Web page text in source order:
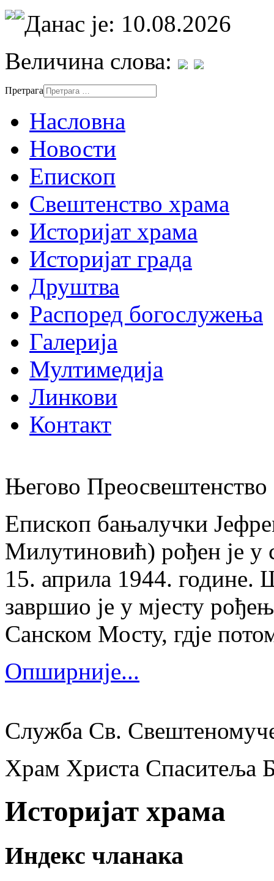
Данас је: 10.08.2026
Величина слова:
Претрага
Насловна
Новости
Епископ
Свештенство храма
Историјат храма
Историјат града
Друштва
Распоред богослужења
Галерија
Мултимедија
Линкови
Контакт
Његово
Епископ бањалучки
Милутиновић) рођен је у
15. априла 1944. године.
завршио је у мјесту
Санском Мосту, гдје
Опширније...
Служба Св.
Храм Христа Спаситеља
Историјат храма
Индекс чланака